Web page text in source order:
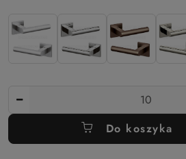
Do koszyka